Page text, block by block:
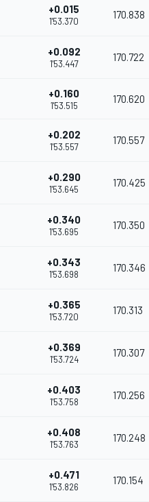
+0.015
1'53.370
170.838
+0.092
1'53.447
170.722
+0.160
1'53.515
170.620
+0.202
1'53.557
170.557
+0.290
1'53.645
170.425
+0.340
1'53.695
170.350
+0.343
1'53.698
170.346
+0.365
1'53.720
170.313
+0.369
1'53.724
170.307
+0.403
1'53.758
170.256
+0.408
1'53.763
170.248
+0.471
1'53.826
170.154